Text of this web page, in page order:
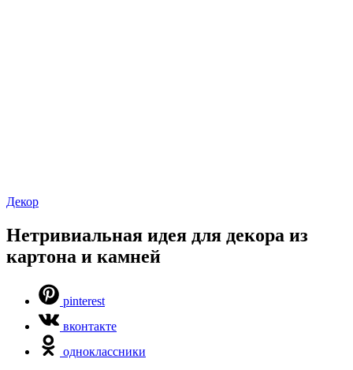
Декор
Нетривиальная идея для декора из
картона и камней
pinterest
вконтакте
одноклассники